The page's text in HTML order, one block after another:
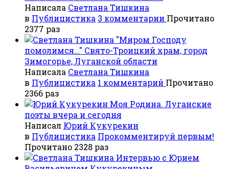
Написала Светлана Тишкина
в Публицистика 3 комментарии Прочитано
2377 раз
"Миром Господу
помолимся…" Свято-Троицкий храм, город
Зимогорье, Луганской области
Написала Светлана Тишкина
в Публицистика 1 комментарий Прочитано
2366 раз
Моя Родина. Луганские
поэты вчера и сегодня
Написал Юрий Кукурекин
в Публицистика Прокомментируй первым!
Прочитано 2328 раз
Интервью с Юрием